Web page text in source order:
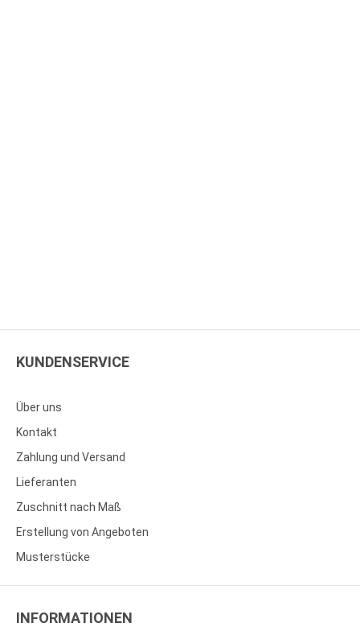
KUNDENSERVICE
Über uns
Kontakt
Zahlung und Versand
Lieferanten
Zuschnitt nach Maß
Erstellung von Angeboten
Musterstücke
INFORMATIONEN